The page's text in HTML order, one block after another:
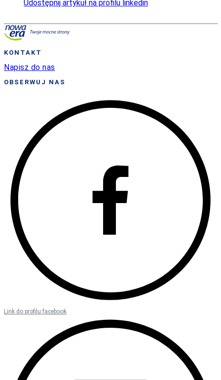
Udostępnij artykuł na profilu linkedin
KONTAKT
Napisz do nas
OBSERWUJ NAS
Link do profilu facebook